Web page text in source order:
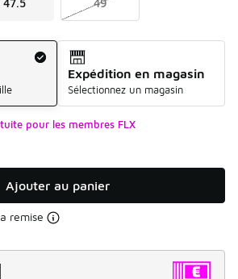
47.5 49
Expédition en magasin
Sélectionnez un magasin
pour les membres FLX
Ajouter au panier
remise